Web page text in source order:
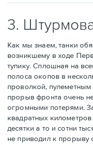
3.
Как мы знаем, танки
возникшему в ходе
тупику. Сплошная на
полоса окопов в
проволкой,
прорыв фронта очень
огромными потерями.
квадратных
десятки а то и сотни
не приводил к прорыву